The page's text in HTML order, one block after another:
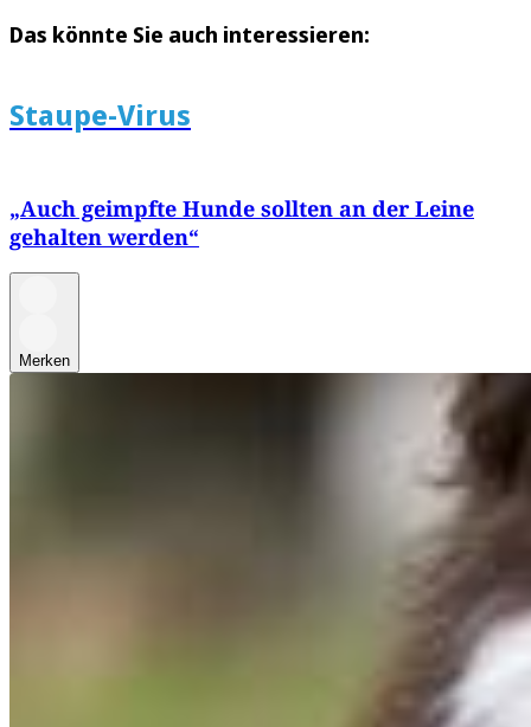
Das könnte Sie auch interessieren:
Staupe-Virus
„Auch geimpfte Hunde sollten an der Leine
gehalten werden“
Merken